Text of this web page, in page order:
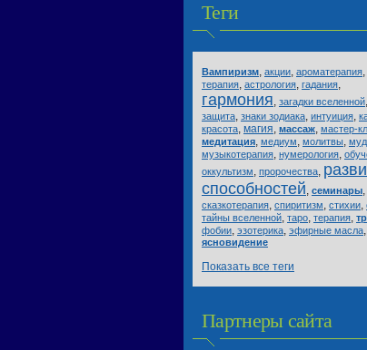
Теги
Вампиризм, акции, ароматерапия,
терапия, астрология, гадания,
гармония, загадки вселенной,
защита, знаки зодиака, интуиция,
красота, магия, массаж, мастер-
медитация, медиум, молитвы,
музыкотерапия, нумерология,
оккультизм, пророчества,
способностей, семинары,
сказкотерапия, спиритизм, стихии,
тайны вселенной, таро, терапия,
фобии, эзотерика, эфирные масла,
ясновидение
Показать все теги
Партнеры сайта